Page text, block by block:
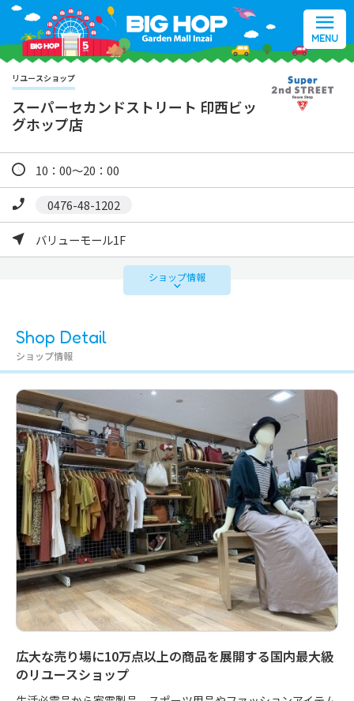
MENU
リユースショップ
スーパーセカンドストリート 印西ビッ
グホップ店
10：00～20：00
0476-48-1202
バリューモール1F
ショップ情報
Shop Detail
ショップ情報
広大な売り場に10万点以上の商品を展開する国内最大級
のリユースショップ